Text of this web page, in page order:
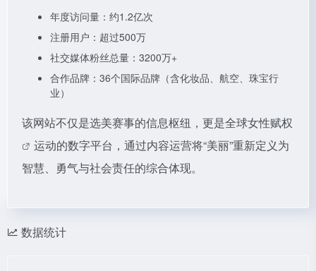
年度访问量：约1.2亿次
注册用户：超过500万
社交媒体粉丝总量：3200万+
合作品牌：36个国际品牌（含化妆品、航空、珠宝行
业）
该网站不仅是选美赛事的信息枢纽，更是全球女性赋权
运动的数字平台，通过内容运营将“美丽”重新定义为
智慧、勇气与社会责任的综合体现。
数据统计